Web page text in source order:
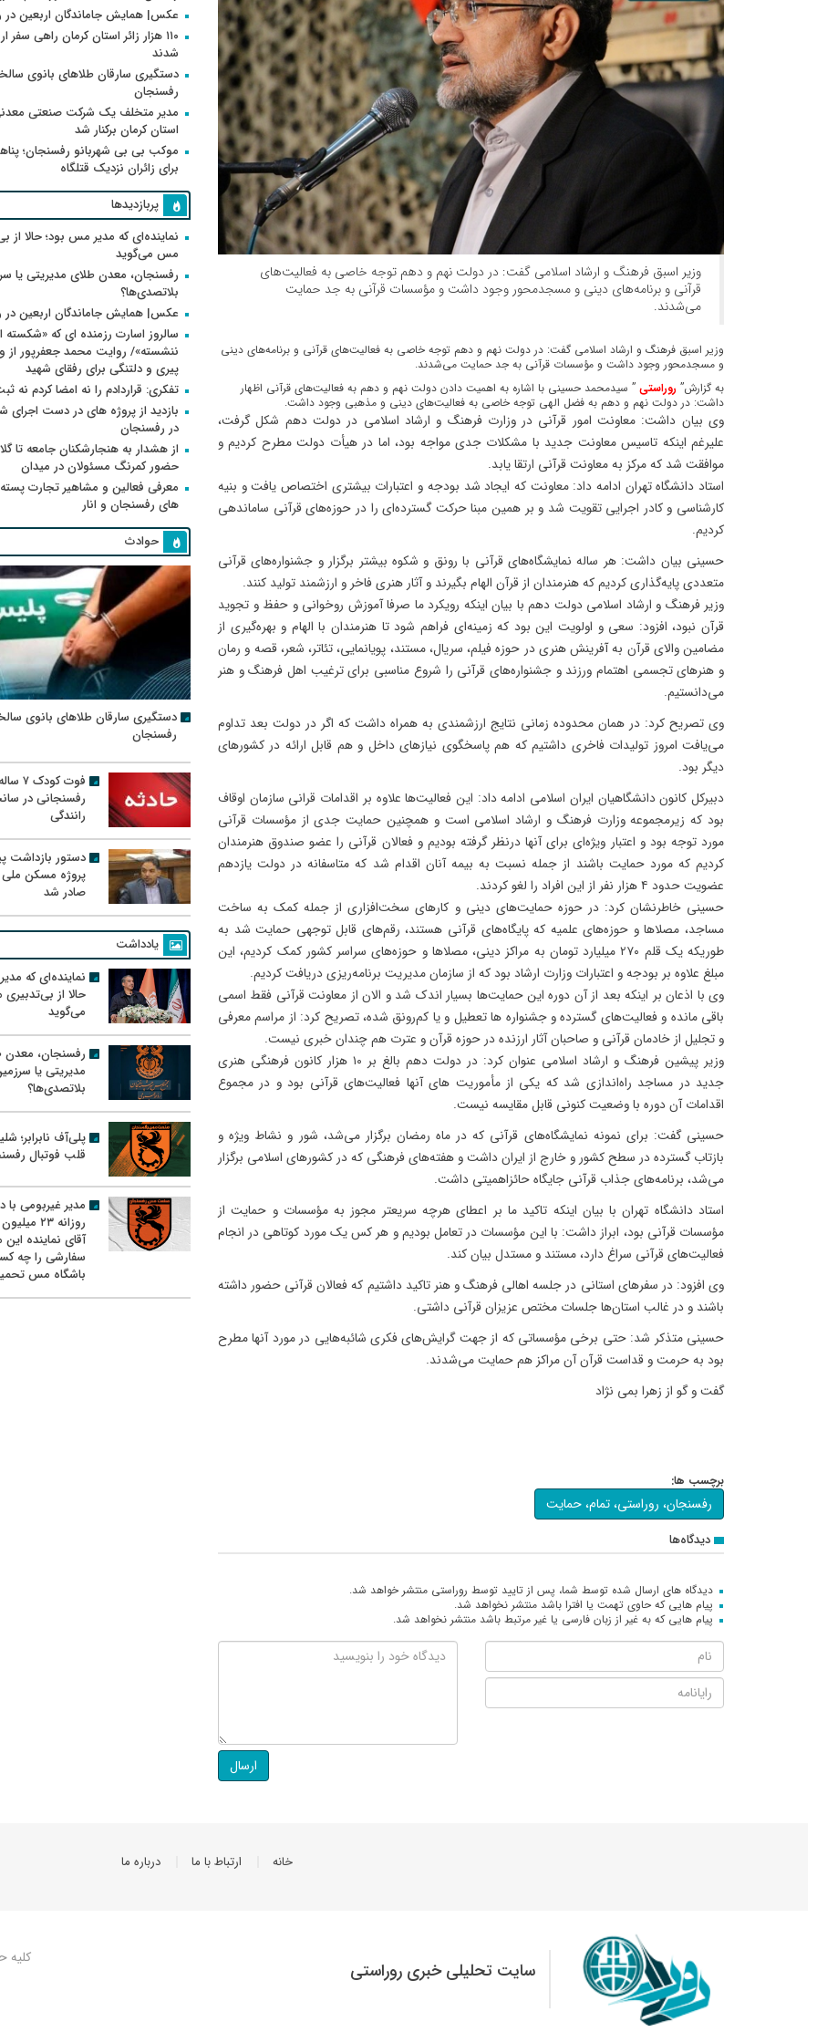
وزیر اسبق فرهنگ و ارشاد اسلامی گفت: در دولت نهم و دهم توجه خاصی به فعالیت‌های
قرآنی و برنامه‌هاى دینى و مسجدمحور وجود داشت و مؤسسات قرآنی به جد حمایت
می‌شدند.
وزیر اسبق فرهنگ و ارشاد اسلامی گفت: در دولت نهم و دهم توجه خاصی به فعالیت‌های قرآنی و برنامه‌هاى دینى
و مسجدمحور وجود داشت و مؤسسات قرآنی به جد حمایت می‌شدند.
به گزارش” روراستی ” سیدمحمد حسینی با اشاره به اهمیت ‌دادن دولت نهم و دهم به فعالیت‌های قرآنی اظهار
داشت: در دولت نهم و دهم به فضل الهى توجه خاصی به فعالیت‌های دینی و مذهبی وجود داشت.
وی بیان داشت: معاونت امور قرآنی در وزارت فرهنگ و ارشاد اسلامی در دولت دهم شکل گرفت،
علیرغم اینکه تاسیس معاونت جدید با مشکلات جدی مواجه بود، اما در هیأت دولت مطرح کردیم و
موافقت شد که مرکز به معاونت قرآنی ارتقا یابد.
استاد دانشگاه تهران ادامه داد: معاونت که ایجاد شد بودجه و اعتبارات بیشتری اختصاص یافت و بنیه
کارشناسی و کادر اجرایی تقویت شد و بر همین مبنا حرکت گسترده‌ای را در حوزه‌های قرآنی ساماندهی
کردیم.
حسینی بیان داشت: هر ساله نمایشگاه‌های قرآنی با رونق و شکوه بیشتر برگزار و جشنواره‌های قرآنی
متعددی پایه‌گذاری کردیم که هنرمندان از قرآن الهام بگیرند و آثار هنری فاخر و ارزشمند تولید کنند.
وزیر فرهنگ و ارشاد اسلامی دولت دهم با بیان اینکه رویکرد ما صرفا آموزش روخوانی و حفظ و تجوید
قرآن نبود، افزود: سعی و اولویت این بود که زمینه‌ای فراهم شود تا هنرمندان با الهام و بهره‌گیری از
مضامین والای قرآن به آفرینش هنری در حوزه فیلم، سریال، مستند، پویانمایی، تئاتر، شعر، قصه و رمان
و هنرهای تجسمى اهتمام ورزند و جشنواره‌هاى قرآنى را شروع مناسبى براى ترغیب اهل فرهنگ و هنر
می‌دانستیم.
وی تصریح کرد: در همان محدوده زمانى نتایج ارزشمندی به همراه داشت که اگر در دولت بعد تداوم
می‌یافت امروز تولیدات فاخری داشتیم که هم پاسخگوی نیازهای داخل و هم قابل ارائه در کشورهای
دیگر بود.
دبیرکل کانون دانشگاهیان ایران اسلامى ادامه داد: این فعالیت‌ها علاوه بر اقدامات قرانى سازمان اوقاف
بود که زیرمجموعه وزارت فرهنگ و ارشاد اسلامی است و همچنین حمایت جدى از مؤسسات قرآنی
مورد توجه بود و اعتبار ویژه‌ای برای آنها درنظر گرفته بودیم و فعالان قرآنی را عضو صندوق هنرمندان
کردیم که مورد حمایت باشند از جمله نسبت به بیمه آنان اقدام شد که متاسفانه در دولت یازدهم
عضویت حدود ۴ هزار نفر از این افراد را لغو کردند.
حسینی خاطرنشان کرد: در حوزه حمایت‌های دینی و کارهای سخت‌افزاری از جمله کمک به ساخت
مساجد، مصلاها و حوزه‌های علمیه که پایگاه‌های قرآنی هستند، رقم‌های قابل توجهی حمایت شد به
طوریکه یک قلم ۲۷۰ میلیارد تومان به مراکز دینی، مصلاها و حوزه‌های سراسر کشور کمک کردیم، این
مبلغ علاوه بر بودجه و اعتبارات وزارت ارشاد بود که از سازمان مدیریت برنامه‌ریزی دریافت کردیم.
وی با اذعان بر اینکه بعد از آن دوره این حمایت‌ها بسیار اندک شد و الان از معاونت قرآنی فقط اسمی
باقی مانده و فعالیت‌های گسترده و جشنواره ها تعطیل و یا کم‌رونق شده، تصریح کرد: از مراسم معرفى
و تجلیل از خادمان قرآنی و صاحبان آثار ارزنده در حوزه قرآن و عترت هم چندان خبری نیست.
وزیر پیشین فرهنگ و ارشاد اسلامی عنوان کرد: در دولت دهم بالغ بر ۱۰ هزار کانون فرهنگی هنری
جدید در مساجد راه‌اندازی شد که یکی از مأموریت هاى آنها فعالیت‌‌های قرآنی بود و در مجموع
اقدامات آن دوره با وضعیت کنونی قابل مقایسه نیست.
حسینی گفت: برای نمونه نمایشگاه‌های قرآنی که در ماه رمضان برگزار می‌شد، شور و نشاط ویژه‌ و
بازتاب گسترده در سطح کشور و خارج از ایران داشت و هفته‌هاى فرهنگى که در کشورهاى اسلامى برگزار
مى‌شد، برنامه‌هاى جذاب قرآنى جایگاه حائزاهمیتى داشت.
استاد دانشگاه تهران با بیان اینکه تاکید ما بر اعطای هرچه سریعتر مجوز به مؤسسات و حمایت از
مؤسسات قرآنی بود، ابراز داشت: با این مؤسسات در تعامل بودیم و هر کس یک مورد کوتاهی در انجام
فعالیت‌هاى قرآنى سراغ دارد، مستند و مستدل بیان کند.
وی افزود: در سفرهاى استانی در جلسه اهالی فرهنگ و هنر تاکید داشتیم که فعالان قرآنی حضور داشته
باشند و در غالب استان‌ها جلسات مختص عزیزان قرآنی داشتی.
حسینی متذکر شد: حتی برخی مؤسساتی که از جهت گرایش‌های فکرى شائبه‌هایى در مورد آنها مطرح
بود به حرمت و قداست قرآن آن مراکز هم حمایت می‌شدند.
گفت و گو از زهرا بمی نژاد
برچسب ها:
رفسنجان، روراستی، تمام، حمایت
دیدگاه‌ها
دیدگاه های ارسال شده توسط شما، پس از تایید توسط روراستی منتشر خواهد شد.
پیام هایی که حاوی تهمت یا افترا باشد منتشر نخواهد شد.
پیام هایی که به غیر از زبان فارسی یا غیر مرتبط باشد منتشر نخواهد شد.
ارسال
عکس| همایش جاماندگان اربعین در
۱۱۰ هزار زائر استان کرمان راهی سفر
شدند
دستگیری سارقان طلاهای بانوی
رفسنجان
مدیر متخلف یک شرکت صنعتی
استان کرمان برکنار شد
موکب بی بی شهربانو رفسنجان؛
برای زائران نزدیک قتلگاه
پربازدیدها
نماینده‌ای که مدیر مس بود؛ حالا از
مس می‌گوید
رفسنجان، معدن طلای مدیریتی یا
بلاتصدی‌ها؟
عکس| همایش جاماندگان اربعین در
سالروز اسارت رزمنده ای که «شکسته
پیری و دلتنگی برای رفقای شهید
تفکری: قراردادم را نه امضا کردم نه
بازدید از پروژه های در دست
در رفسنجان
از هشدار به هنجارشکنان جامعه تا
حضور کمرنگ مسئولان در میدان
معرفی فعالین و مشاهیر تجارت
های رفسنجان و انار
حوادث
دستگیری سارقان طلاهای بانوی
رفسنجان
فوت کودک ۷ ساله
رفسنجانی در
رانندگی
دستور بازداشت
پروژه مسکن
صادر شد
یادداشت
نماینده‌ای که
حالا از
می‌گوید
رفسنجان، معدن
مدیریتی یا
بلاتصدی‌ها؟
پلی‌آف نابرابر؛
قلب فوتبال
مدیر غیربومی با
روزانه ۲۳
آقای نماینده این
سفارشی را چه
باشگاه مس
خانه ارتباط با ما درباره ما
سایت تحلیلی خبری روراستی
کلیه